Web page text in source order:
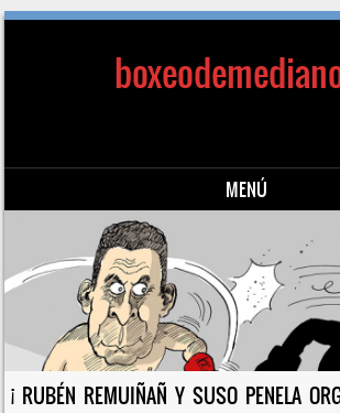
MENÚ
Saltar al contenido
¡ RUBÉN REMUIÑAÑ Y SUSO PENELA